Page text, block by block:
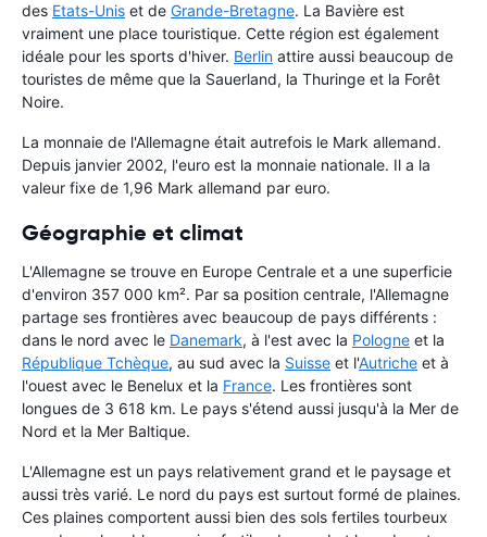
des Etats-Unis et de Grande-Bretagne. La Bavière est
vraiment une place touristique. Cette région est également
idéale pour les sports d'hiver. Berlin attire aussi beaucoup de
touristes de même que la Sauerland, la Thuringe et la Forêt
Noire.
La monnaie de l'Allemagne était autrefois le Mark allemand.
Depuis janvier 2002, l'euro est la monnaie nationale. Il a la
valeur fixe de 1,96 Mark allemand par euro.
Géographie et climat
L'Allemagne se trouve en Europe Centrale et a une superficie
d'environ 357 000 km². Par sa position centrale, l'Allemagne
partage ses frontières avec beaucoup de pays différents :
dans le nord avec le Danemark, à l'est avec la Pologne et la
République Tchèque, au sud avec la Suisse et l'Autriche et à
l'ouest avec le Benelux et la France. Les frontières sont
longues de 3 618 km. Le pays s'étend aussi jusqu'à la Mer de
Nord et la Mer Baltique.
L'Allemagne est un pays relativement grand et le paysage et
aussi très varié. Le nord du pays est surtout formé de plaines.
Ces plaines comportent aussi bien des sols fertiles tourbeux